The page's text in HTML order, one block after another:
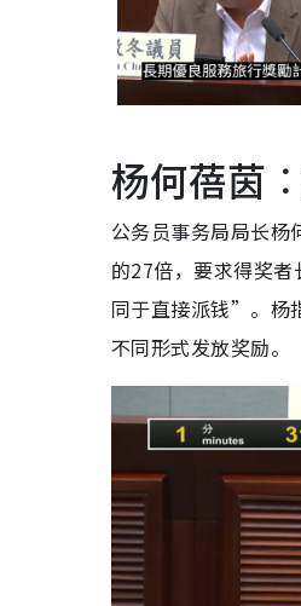
杨何蓓茵
公务员事务局局长
的27倍，要求得奖
同于直接派钱”。杨
不同形式发放奖励。